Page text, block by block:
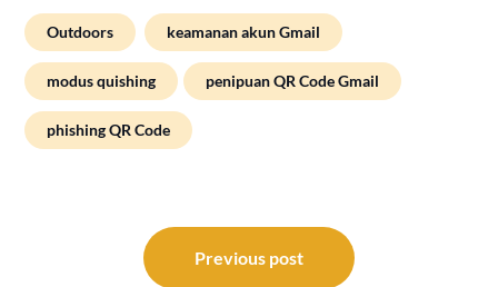
Outdoors keamanan akun Gmail
modus quishing penipuan QR Code Gmail
phishing QR Code
navigation
Previous post